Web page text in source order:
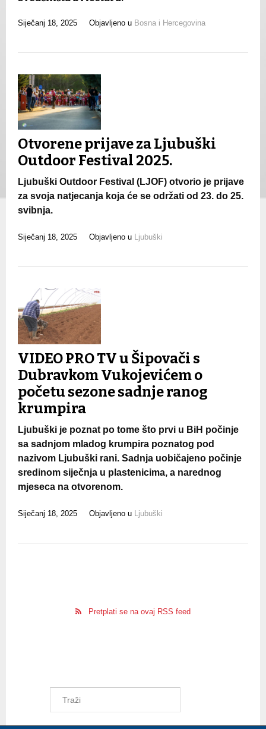
Siječanj 18, 2025 Objavljeno u Bosna i Hercegovina
Otvorene prijave za Ljubuški
Outdoor Festival 2025.
Ljubuški Outdoor Festival (LJOF) otvorio je prijave
za svoja natjecanja koja će se održati od 23. do 25.
svibnja.
Siječanj 18, 2025 Objavljeno u Ljubuški
VIDEO PRO TV u Šipovači s
Dubravkom Vukojevićem o
početu sezone sadnje ranog
krumpira
Ljubuški je poznat po tome što prvi u BiH počinje
sa sadnjom mladog krumpira poznatog pod
nazivom Ljubuški rani. Sadnja uobičajeno počinje
sredinom siječnja u plastenicima, a narednog
mjeseca na otvorenom.
Siječanj 18, 2025 Objavljeno u Ljubuški
Pretplati se na ovaj RSS feed